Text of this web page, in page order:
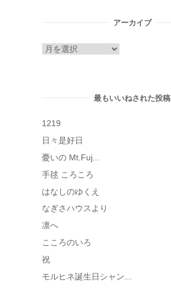
アーカイブ
ア
最もいいねされた投稿
1219
日々是好日
憂いの Mt.Fuj...
手毬 ころころ
はなしのゆくえ
なぎさハウスより
凛へ
こころのいろ
祝
モルヒネ誕生日シャン...